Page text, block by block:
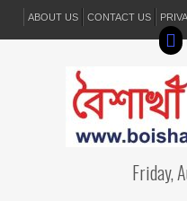
ABOUT US CONTACT US
Friday,